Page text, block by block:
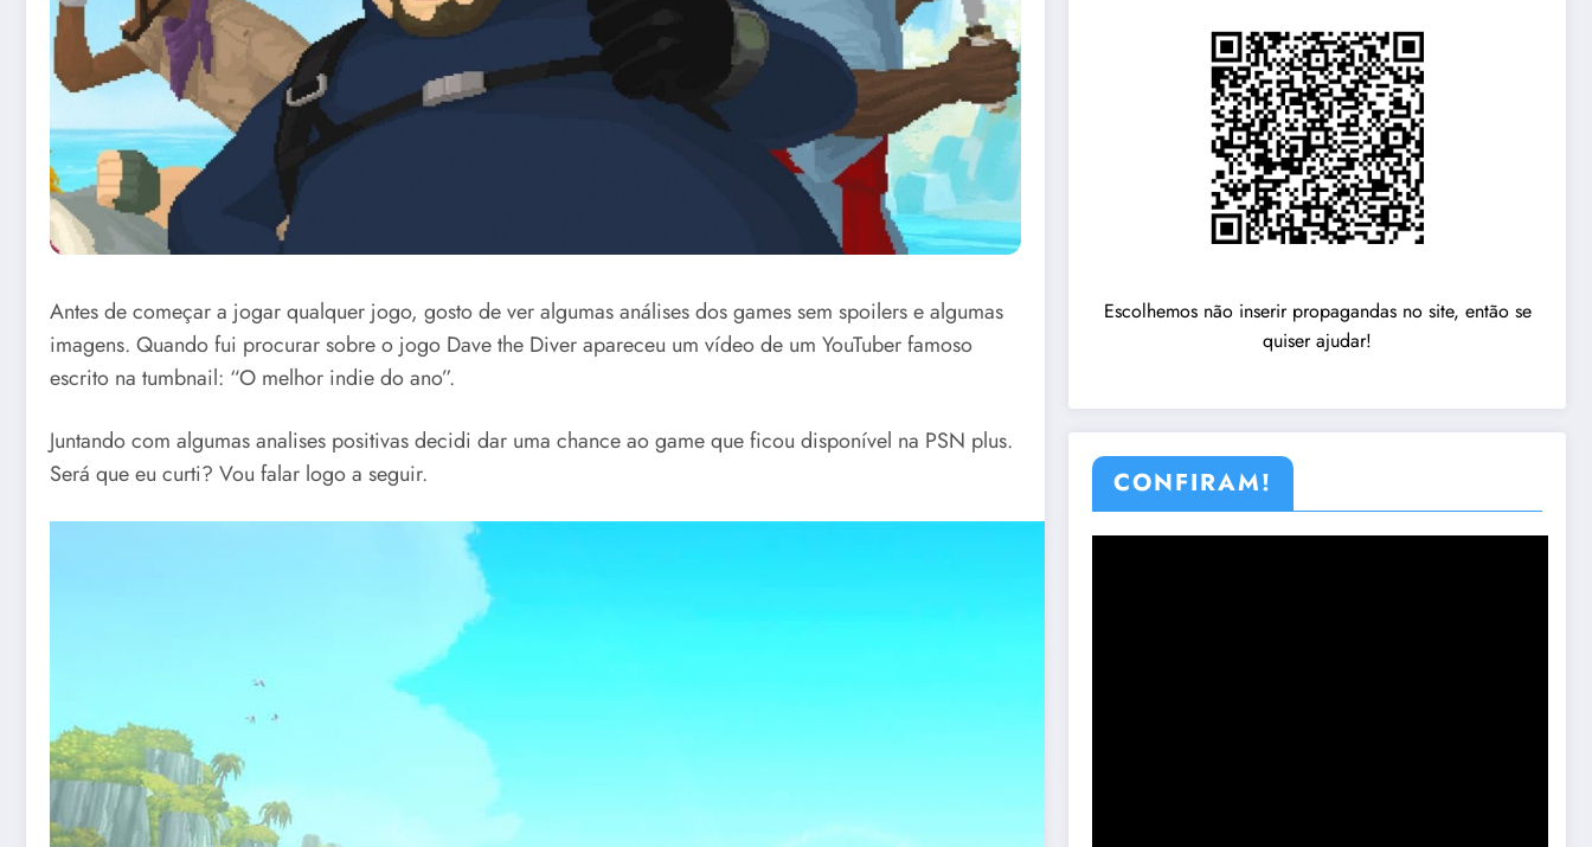
Antes de começar a jogar qualquer jogo, gosto de ver algumas análises dos games sem spoilers e algumas
imagens. Quando fui procurar sobre o jogo Dave the Diver apareceu um vídeo de um YouTuber famoso
escrito na tumbnail: “O melhor indie do ano”.
Juntando com algumas analises positivas decidi dar uma chance ao game que ficou disponível na PSN plus.
Será que eu curti? Vou falar logo a seguir.
Escolhemos não inserir propagandas no site, então se
quiser ajudar!
CONFIRAM!